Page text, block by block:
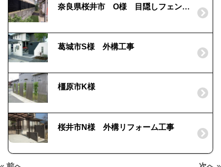
奈良県桜井市 O様 目隠しフェンス工事
葛城市S様 外構工事
橿原市K様
桜井市N様 外構リフォーム工事